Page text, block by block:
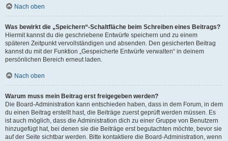
Nach oben
Was bewirkt die „Speichern“-Schaltfläche beim Schreiben eines Beitrags?
Hiermit kannst du die geschriebene Entwürfe speichern und zu einem
späteren Zeitpunkt vervollständigen und absenden. Den gesicherten Beitrag
kannst du mit der Funktion „Gespeicherte Entwürfe verwalten“ in deinem
persönlichen Bereich erneut laden.
Nach oben
Warum muss mein Beitrag erst freigegeben werden?
Die Board-Administration kann entschieden haben, dass in dem Forum, in dem
du einen Beitrag erstellt hast, die Beiträge zuerst geprüft werden müssen. Es
ist auch möglich, dass die Administration dich zu einer Gruppe von Benutzern
hinzugefügt hat, bei denen sie die Beiträge erst begutachten möchte, bevor sie
auf der Seite sichtbar werden. Bitte kontaktiere die Board-Administration, wenn